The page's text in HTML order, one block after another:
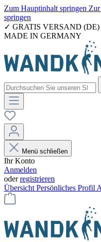
Zum Hauptinhalt springen Zur
springen
✓ GRATIS VERSAND
MADE IN GERMANY
Menü schließen
Ihr Konto
Anmelden
oderregistrieren
Übersicht Persönliches Profil